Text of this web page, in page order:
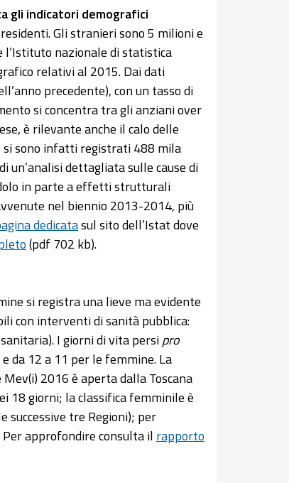
gli indicatori demografici
Gli stranieri sono 5 milioni e
nazionale di statistica
relativi al 2015. Dai dati
precedente), con un tasso di
si concentra tra gli anziani over
è rilevante anche il calo delle
si sono infatti registrati 488 mila
un’analisi dettagliata sulle cause di
in parte a effetti strutturali
nel biennio 2013-2014, più
dedicatasul sito dell’Istat dove
(pdf 702 kb).
si registra una lieve ma evidente
con interventi di sanità pubblica:
I giorni di vita persipro
da 12 a 11 per le femmine. La
2016 è aperta dalla Toscana
18 giorni; la classifica femminile è
successive tre Regioni); per
approfondire consulta il rapporto